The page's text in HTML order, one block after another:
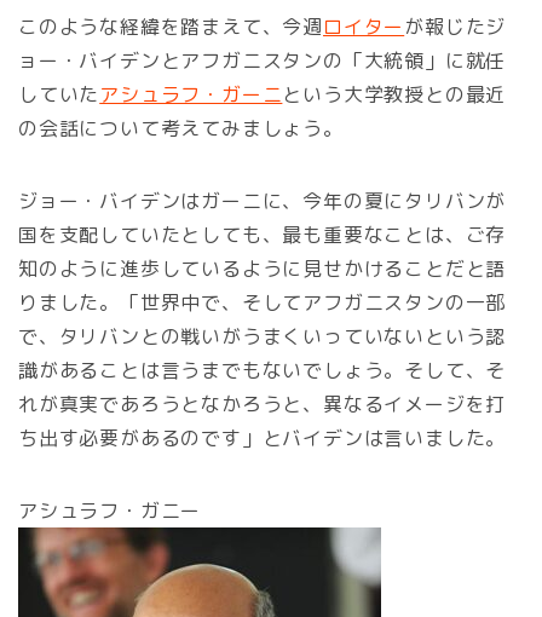
このような経緯を踏まえて、今週ロイター が報じたジ
ョー・バイデンとアフガニスタンの「大統領」に就任
していたアシュラフ・ガーニという大学教授との最近
の会話について考えてみましょう。
ジョー・バイデンはガーニに、今年の夏にタリバンが
国を支配していたとしても、最も重要なことは、ご存
知のように進歩しているように見せかけることだと語
りました。「世界中で、そしてアフガニスタンの一部
で、タリバンとの戦いがうまくいっていないという認
識があることは言うまでもないでしょう。そして、そ
れが真実であろうとなかろうと、異なるイメージを打
ち出す必要があるのです」とバイデンは言いました。
アシュラフ・ガニー